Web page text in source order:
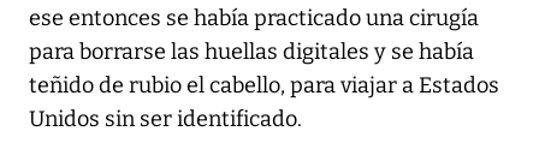
ese entonces se había practicado una cirugía
para borrarse las huellas digitales y se había
teñido de rubio el cabello, para viajar a Estados
Unidos sin ser identificado.